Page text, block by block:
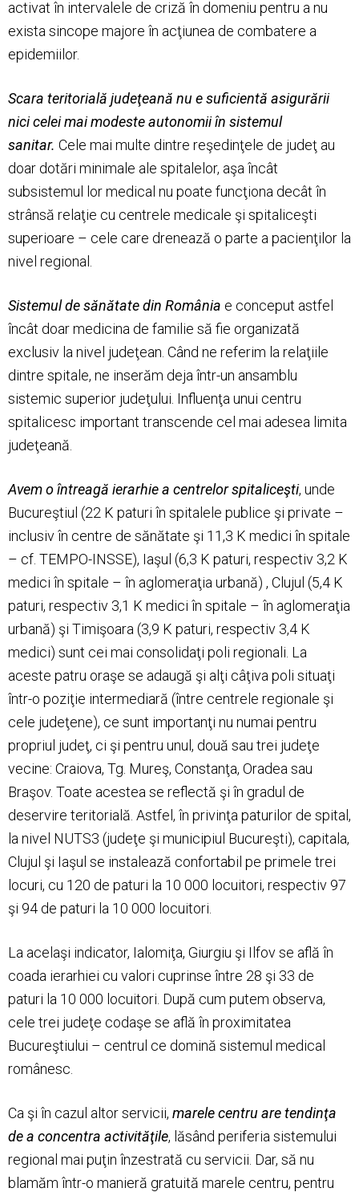
activat în intervalele de criză în domeniu pentru a nu
exista sincope majore în acţiunea de combatere a
epidemiilor.
Scara teritorială judeţeană nu e suficientă asigurării
nici celei mai modeste autonomii în sistemul
sanitar. Cele mai multe dintre reşedinţele de judeţ au
doar dotări minimale ale spitalelor, aşa încât
subsistemul lor medical nu poate funcţiona decât în
strânsă relaţie cu centrele medicale şi spitaliceşti
superioare – cele care drenează o parte a pacienţilor la
nivel regional.
Sistemul de sănătate din România e conceput astfel
încât doar medicina de familie să fie organizată
exclusiv la nivel judeţean. Când ne referim la relaţiile
dintre spitale, ne inserăm deja într-un ansamblu
sistemic superior judeţului. Influenţa unui centru
spitalicesc important transcende cel mai adesea limita
judeţeană.
Avem o întreagă ierarhie a centrelor spitaliceşti, unde
Bucureştiul (22 K paturi în spitalele publice şi private –
inclusiv în centre de sănătate şi 11,3 K medici în spitale
– cf. TEMPO-INSSE), Iaşul (6,3 K paturi, respectiv 3,2 K
medici în spitale – în aglomeraţia urbană) , Clujul (5,4 K
paturi, respectiv 3,1 K medici în spitale – în aglomeraţia
urbană) şi Timişoara (3,9 K paturi, respectiv 3,4 K
medici) sunt cei mai consolidaţi poli regionali. La
aceste patru oraşe se adaugă şi alţi câţiva poli situaţi
într-o poziţie intermediară (între centrele regionale şi
cele judeţene), ce sunt importanţi nu numai pentru
propriul judeţ, ci şi pentru unul, două sau trei judeţe
vecine: Craiova, Tg. Mureş, Constanţa, Oradea sau
Braşov. Toate acestea se reflectă şi în gradul de
deservire teritorială. Astfel, în privinţa paturilor de spital,
la nivel NUTS3 (judeţe şi municipiul Bucureşti), capitala,
Clujul şi Iaşul se instalează confortabil pe primele trei
locuri, cu 120 de paturi la 10 000 locuitori, respectiv 97
şi 94 de paturi la 10 000 locuitori.
La acelaşi indicator, Ialomiţa, Giurgiu şi Ilfov se află în
coada ierarhiei cu valori cuprinse între 28 şi 33 de
paturi la 10 000 locuitori. După cum putem observa,
cele trei judeţe codaşe se află în proximitatea
Bucureştiului – centrul ce domină sistemul medical
românesc.
Ca şi în cazul altor servicii, marele centru are tendinţa
de a concentra activităţile, lăsând periferia sistemului
regional mai puţin înzestrată cu servicii. Dar, să nu
blamăm într-o manieră gratuită marele centru, pentru